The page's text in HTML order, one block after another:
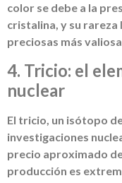
color se debe a la
cristalina, y su rareza
preciosas más
4. Tricio: el
nuclear
El tricio, un isótopo
investigaciones
precio aproximado
producción es